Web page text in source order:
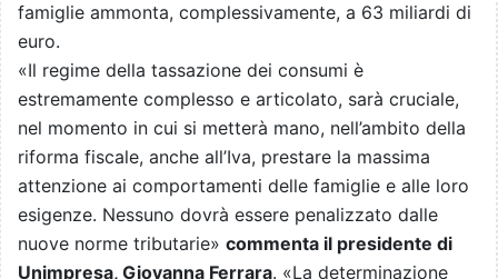
famiglie ammonta, complessivamente, a 63 miliardi di
euro.
«Il regime della tassazione dei consumi è
estremamente complesso e articolato, sarà cruciale,
nel momento in cui si metterà mano, nell’ambito della
riforma fiscale, anche all’Iva, prestare la massima
attenzione ai comportamenti delle famiglie e alle loro
esigenze. Nessuno dovrà essere penalizzato dalle
nuove norme tributarie» commenta il presidente di
Unimpresa, Giovanna Ferrara. «La determinazione